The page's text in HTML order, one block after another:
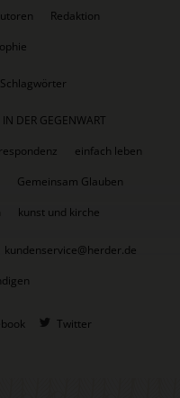
Redaktion
Schlagwörter
DER GEGENWART
einfach leben
Gemeinsam Glauben
kunst und kirche
kundenservice@herder.de
Twitter